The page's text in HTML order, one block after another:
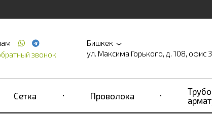
звонок
Бишкек
ул. Максима Горького, д. 108, офис
Сетка Проволока